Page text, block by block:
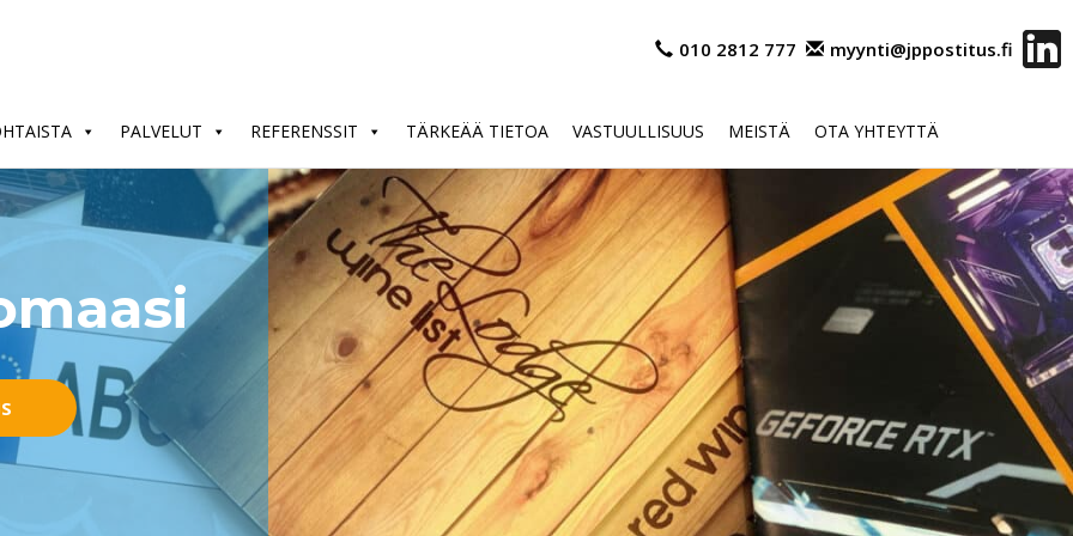
010 2812 777 myynti@jppostitus.fi
PALVELUT REFERENSSIT TÄRKEÄÄ TIETOA VASTUULLISUUS MEISTÄ OTA YHTEYTTÄ